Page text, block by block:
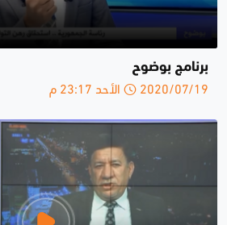
برنامج بوضوح
2020/07/19 الأحد 23:17 م